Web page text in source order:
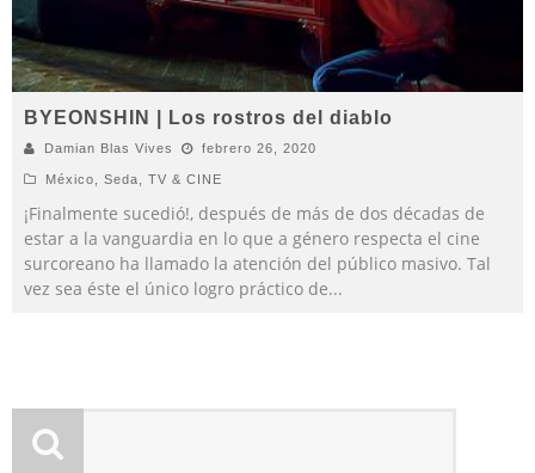
BYEONSHIN | Los rostros del diablo
Damian Blas Vives febrero 26, 2020
México Seda TV & CINE
¡Finalmente sucedió!, después de más de dos décadas de
estar a la vanguardia en lo que a género respecta el cine
surcoreano ha llamado la atención del público masivo. Tal
vez sea éste el único logro práctico de...